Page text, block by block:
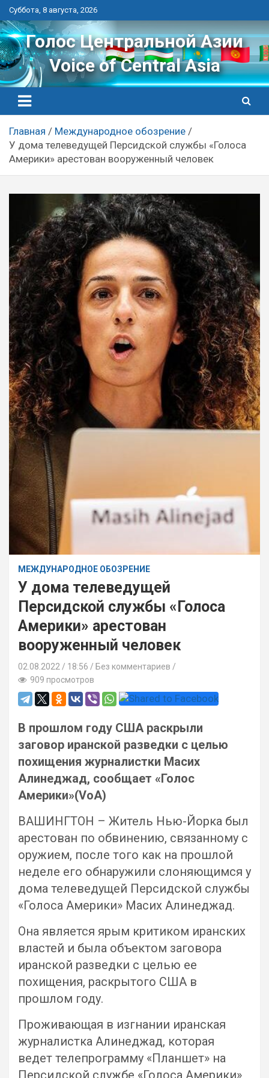
Перейти
к
контенту
Суббота, 8 августа, 2026
Голос Центральной Азии
Voice of Central Asia
Главная
Международное обозрение
У дома телеведущей Персидской службы «Голоса
Америки» арестован вооруженный человек
МЕЖДУНАРОДНОЕ ОБОЗРЕНИЕ
У дома телеведущей
Персидской службы «Голоса
Америки» арестован
вооруженный человек
02.08.2022 18:56 / Без комментариев
909 просмотров
В прошлом году США раскрыли
заговор иранской разведки с целью
похищения журналистки Масих
Алинеджад, сообщает «Голос
Америки»(VoA)
ВАШИНГТОН – Житель Нью-Йорка был
арестован по обвинению, связанному с
оружием, после того как на прошлой
неделе его обнаружили слоняющимся у
дома телеведущей Персидской службы
«Голоса Америки» Масих Алинеджад.
Она является ярым критиком иранских
властей и была объектом заговора
иранской разведки с целью ее
похищения, раскрытого США в
прошлом году.
Проживающая в изгнании иранская
журналистка Алинеджад, которая
ведет телепрограмму «Планшет» на
Персидской службе «Голоса Америки»,